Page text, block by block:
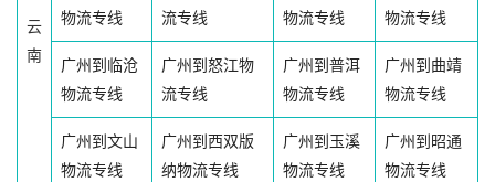
云
南
物流专线
流专线
物流专线
物流专线
广州到临沧
物流专线
广州到怒江物
流专线
广州到普洱
物流专线
广州到曲靖
物流专线
广州到文山
物流专线
广州到西双版
纳物流专线
广州到玉溪
物流专线
广州到昭通
物流专线